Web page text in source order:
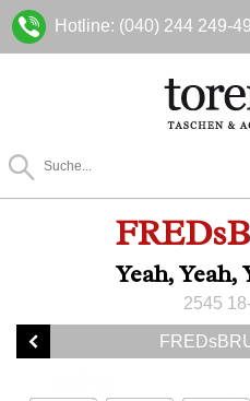
Hotline: (040) 244 249-
Yeah, Yeah,
2545